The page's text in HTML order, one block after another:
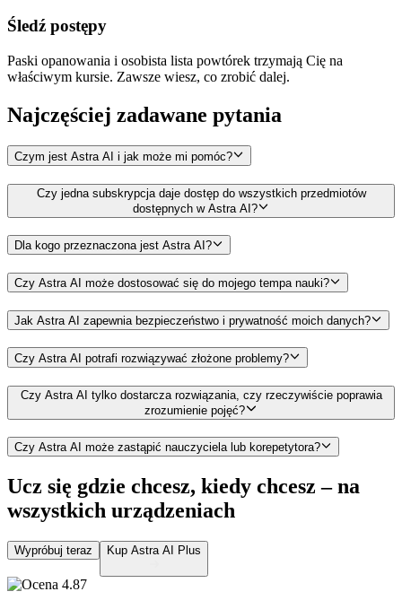
Śledź postępy
Paski opanowania i osobista lista powtórek trzymają Cię na
właściwym kursie. Zawsze wiesz, co zrobić dalej.
Najczęściej zadawane pytania
Czym jest Astra AI i jak może mi pomóc?
Czy jedna subskrypcja daje dostęp do wszystkich przedmiotów
dostępnych w Astra AI?
Dla kogo przeznaczona jest Astra AI?
Czy Astra AI może dostosować się do mojego tempa nauki?
Jak Astra AI zapewnia bezpieczeństwo i prywatność moich danych?
Czy Astra AI potrafi rozwiązywać złożone problemy?
Czy Astra AI tylko dostarcza rozwiązania, czy rzeczywiście poprawia
zrozumienie pojęć?
Czy Astra AI może zastąpić nauczyciela lub korepetytora?
Ucz się gdzie chcesz, kiedy chcesz –na
wszystkich urządzeniach
Wypróbuj teraz Kup Astra AI Plus